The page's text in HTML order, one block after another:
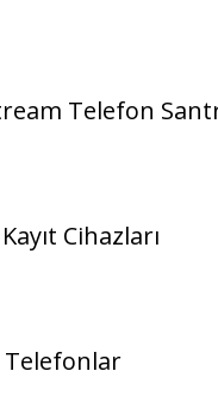
Telefon
Cihazları
Telefonlar